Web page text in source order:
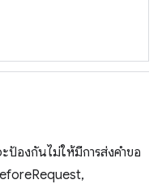
ป้องกันไม่ให้มีการส่งคำขอ